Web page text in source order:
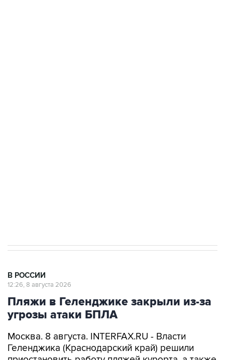
В РОССИИ
12:26, 8 августа 2026
Пляжи в Геленджике закрыли из-за
угрозы атаки БПЛА
Москва. 8 августа. INTERFAX.RU - Власти
Геленджика (Краснодарский край) решили